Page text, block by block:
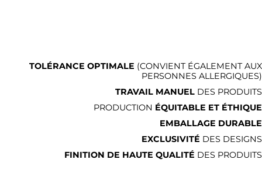
TOLÉRANCE OPTIMALE (CONVIENT ÉGALEMENT AUX
PERSONNES ALLERGIQUES)
TRAVAIL MANUEL DES PRODUITS
PRODUCTION ÉQUITABLE ET ÉTHIQUE
EMBALLAGE DURABLE
EXCLUSIVITÉ DES DESIGNS
FINITION DE HAUTE QUALITÉ DES PRODUITS